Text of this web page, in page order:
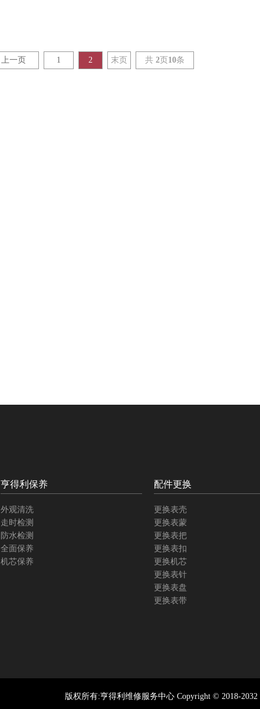
上一页 1 2 末页 共 2页 10条
亨得利保养
外观清洗
走时检测
防水检测
全面保养
机芯保养
配件更换
更换表壳
更换表蒙
更换表把
更换表扣
更换机芯
更换表针
更换表盘
更换表带
版权所有:亨得利维修服务中心 Copyright © 2018-2032